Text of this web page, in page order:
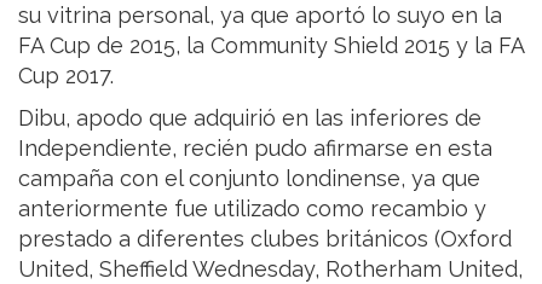
su vitrina personal, ya que aportó lo suyo en la
FA Cup de 2015, la Community Shield 2015 y la FA
Cup 2017.
Dibu, apodo que adquirió en las inferiores de
Independiente, recién pudo afirmarse en esta
campaña con el conjunto londinense, ya que
anteriormente fue utilizado como recambio y
prestado a diferentes clubes británicos (Oxford
United, Sheffield Wednesday, Rotherham United,